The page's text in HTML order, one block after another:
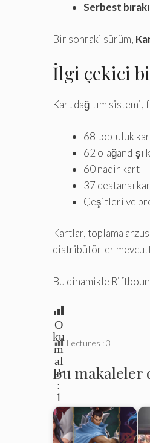
Serbest
Bir sonraki sürüm,
İlgi çekici
Kart dağıtım
68 topluluk
62 olağandışı
60 nadir kart
37 destansı
Çeşitleri ve
Kartlar, toplama
distribütörler
Bu dinamikle
O
ku
m
al
ar
:
1
Lectures :3
Bu makaleler